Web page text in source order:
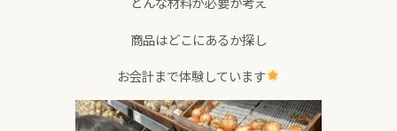
商品はどこにあるか探し
お会計まで体験しています